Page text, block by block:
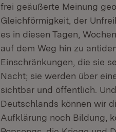
frei geäußerte Meinung
Gleichförmigkeit, der
es in diesen Tagen,
auf dem Weg hin zu
Einschränkungen, die sie
Nacht; sie werden über
sichtbar und öffentlich.
Deutschlands können wir
Aufklärung noch Bildung,